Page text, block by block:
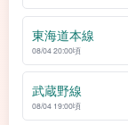
東海道本線
08/04 20:00頃
武蔵野線
08/04 19:00頃